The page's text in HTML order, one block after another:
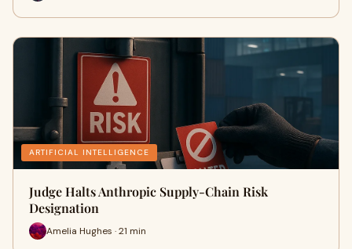
ARTIFICIAL INTELLIGENCE
Judge Halts Anthropic Supply-Chain Risk
Designation
Amelia Hughes · 21 min